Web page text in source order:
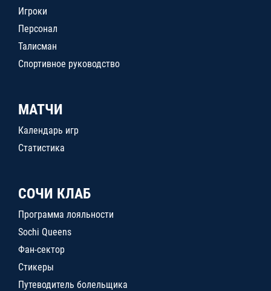
Игроки
Персонал
Талисман
Спортивное руководство
МАТЧИ
Календарь игр
Статистика
СОЧИ КЛАБ
Программа лояльности
Sochi Queens
Фан-сектор
Стикеры
Путеводитель болельщика